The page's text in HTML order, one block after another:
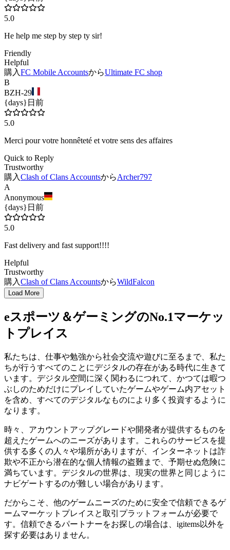
5.0
He help me step by step ty sir!
Friendly
Helpful
購入FC Mobile AccountsからUltimate FC shop
B
BZH-29
{days}日前
5.0
Merci pour votre honnêteté et votre sens des affaires
Quick to Reply
Trustworthy
購入Clash of Clans AccountsからArcher797
A
Anonymous
{days}日前
5.0
Fast delivery and fast support!!!!
Helpful
Trustworthy
購入Clash of Clans AccountsからWildFalcon
Load More
eスポーツ＆ゲーミングのNo.1マーケッ
トプレイス
私たちは、仕事や勉強から社会交流や遊びに至るまで、私た
ちが行うすべてのことにデジタルの存在がある時代に生きて
います。デジタル空間に深く関わるにつれて、かつては暇つ
ぶしのためだけにプレイしていたゲームやゲーム内アセット
を含め、すべてのデジタルなものにより多く投資するように
なります。
時々、アカウントアップグレードや開発者が提供するものを
超えたゲームへのニーズがあります。これらのサービスを提
供する多くの人々や場所がありますが、インターネットは詐
欺や不正から潜在的な個人情報の盗難まで、予期せぬ危険に
満ちています。デジタルの世界は、現実の世界と同じように
ナビゲートするのが難しい場合があります。
だからこそ、他のゲームニーズのために安全で信頼できるゲ
ームマーケットプレイスと取引プラットフォームが必要で
す。信頼できるパートナーをお探しの場合は、igitems以外を
探す必要はありません。